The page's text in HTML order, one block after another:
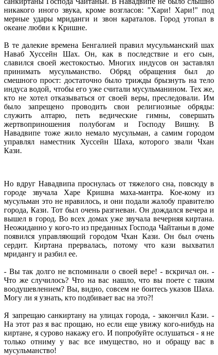
никакого иного звука, кроме возгласов: "Хари! Хари!" под
мерные удары мриданги и звон караталов. Город утопал в
океане любви к Кришне.
В те далекие времена Бенгалией правил мусульманский шах
Наваб Хуссейн Шах. Он, как в последствие и его сын,
славился своей жестокостью. Многих индусов он заставлял
принимать мусульманство. Обряд обращения был до
смешного прост: достаточно было трижды брызнуть на тело
индуса водой, чтобы его уже считали мусульманином. Тех же,
кто не хотел отказываться от своей веры, преследовали. Им
было запрещено проводить свои религиозные обряды:
служить алтарю, петь ведические гимны, совершать
жертвоприношения полубогам и Господу Вишну. В
Навадвипе тоже жило немало мусульман, а самим городом
управлял наместник Хуссейн Шаха, которого звали Чхан
Кази.
Но вдруг Навадвипа проснулась от тяжелого сна, повсюду в
городе звучала Харе Кришна маха-мантра. Кое-кому из
мусульман это не нравилось, и они подали жалобу правителю
города, Кази. Тот был очень разгневан. Он дождался вечера и
вышел в город. Во всех домах уже звучала вечерняя киртана.
Неожиданно у кого-то из преданных Господа Чайтаньи в доме
появился управляющий городом Чхан Кази. Он был очень
сердит. Киртана прервалась, потому что кази выхватил
мридангу и разбил ее.
- Вы так долго не вспоминали о своей вере! - вскричал он. -
Что же случилось? Что на вас нашло, что вы поете с таким
воодушевлением? Вы, видно, совсем не боитесь указов Шаха.
Могу ли я узнать, кто подбивает вас на это?!
Я запрещаю санкиртану на улицах города, - закончил Кази. -
На этот раз я вас прощаю, но если еще увижу кого-нибудь на
киртане, я сурово накажу его. И попробуйте ослушаться - я не
только отниму у вас все имущество, но и обращу вас в
мусульманство!